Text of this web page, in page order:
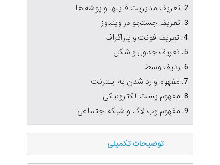
2. تعريف مديريت فايلها و پوشه ها
3. تعريف جستجو در ويندوز
4. تعريف فونت و پاراگراف
5. تعريف جدول و شكل
6. رديف وسط
7. مفهوم وارد شدن به اينترنت
8. مفهوم پست الكترونيكی
9. مفهوم وب لاگ و شبكه اجتماعی
توضیحات تکمیلی